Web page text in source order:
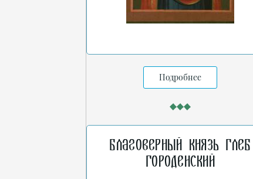
Подробнее
Благоверный князь Глеб
Городенский